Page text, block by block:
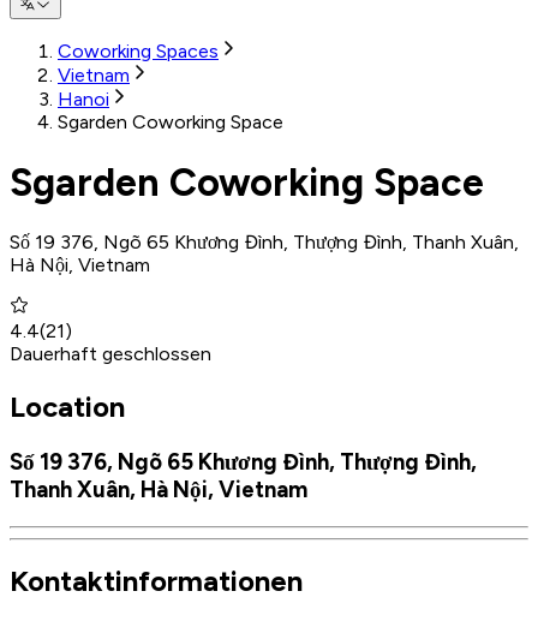
Coworking Spaces
Vietnam
Hanoi
Sgarden Coworking Space
Sgarden Coworking Space
Số 19 376, Ngõ 65 Khương Đình, Thượng Đình, Thanh Xuân,
Hà Nội, Vietnam
4.4(21)
Dauerhaft geschlossen
Location
Số 19 376, Ngõ 65 Khương Đình, Thượng Đình,
Thanh Xuân, Hà Nội, Vietnam
Kontaktinformationen